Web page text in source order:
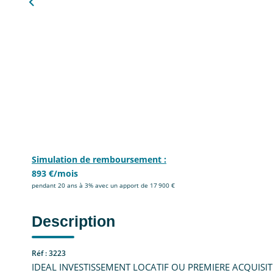
Simulation de remboursement :
893 €/mois
pendant 20 ans à 3% avec un apport de 17 900 €
Description
Réf : 3223
IDEAL INVESTISSEMENT LOCATIF OU PREMIERE